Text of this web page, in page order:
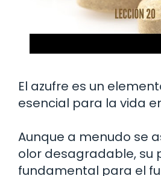
El azufre es un
esencial para la vida
Aunque a menudo se
olor desagradable, su
fundamental para el